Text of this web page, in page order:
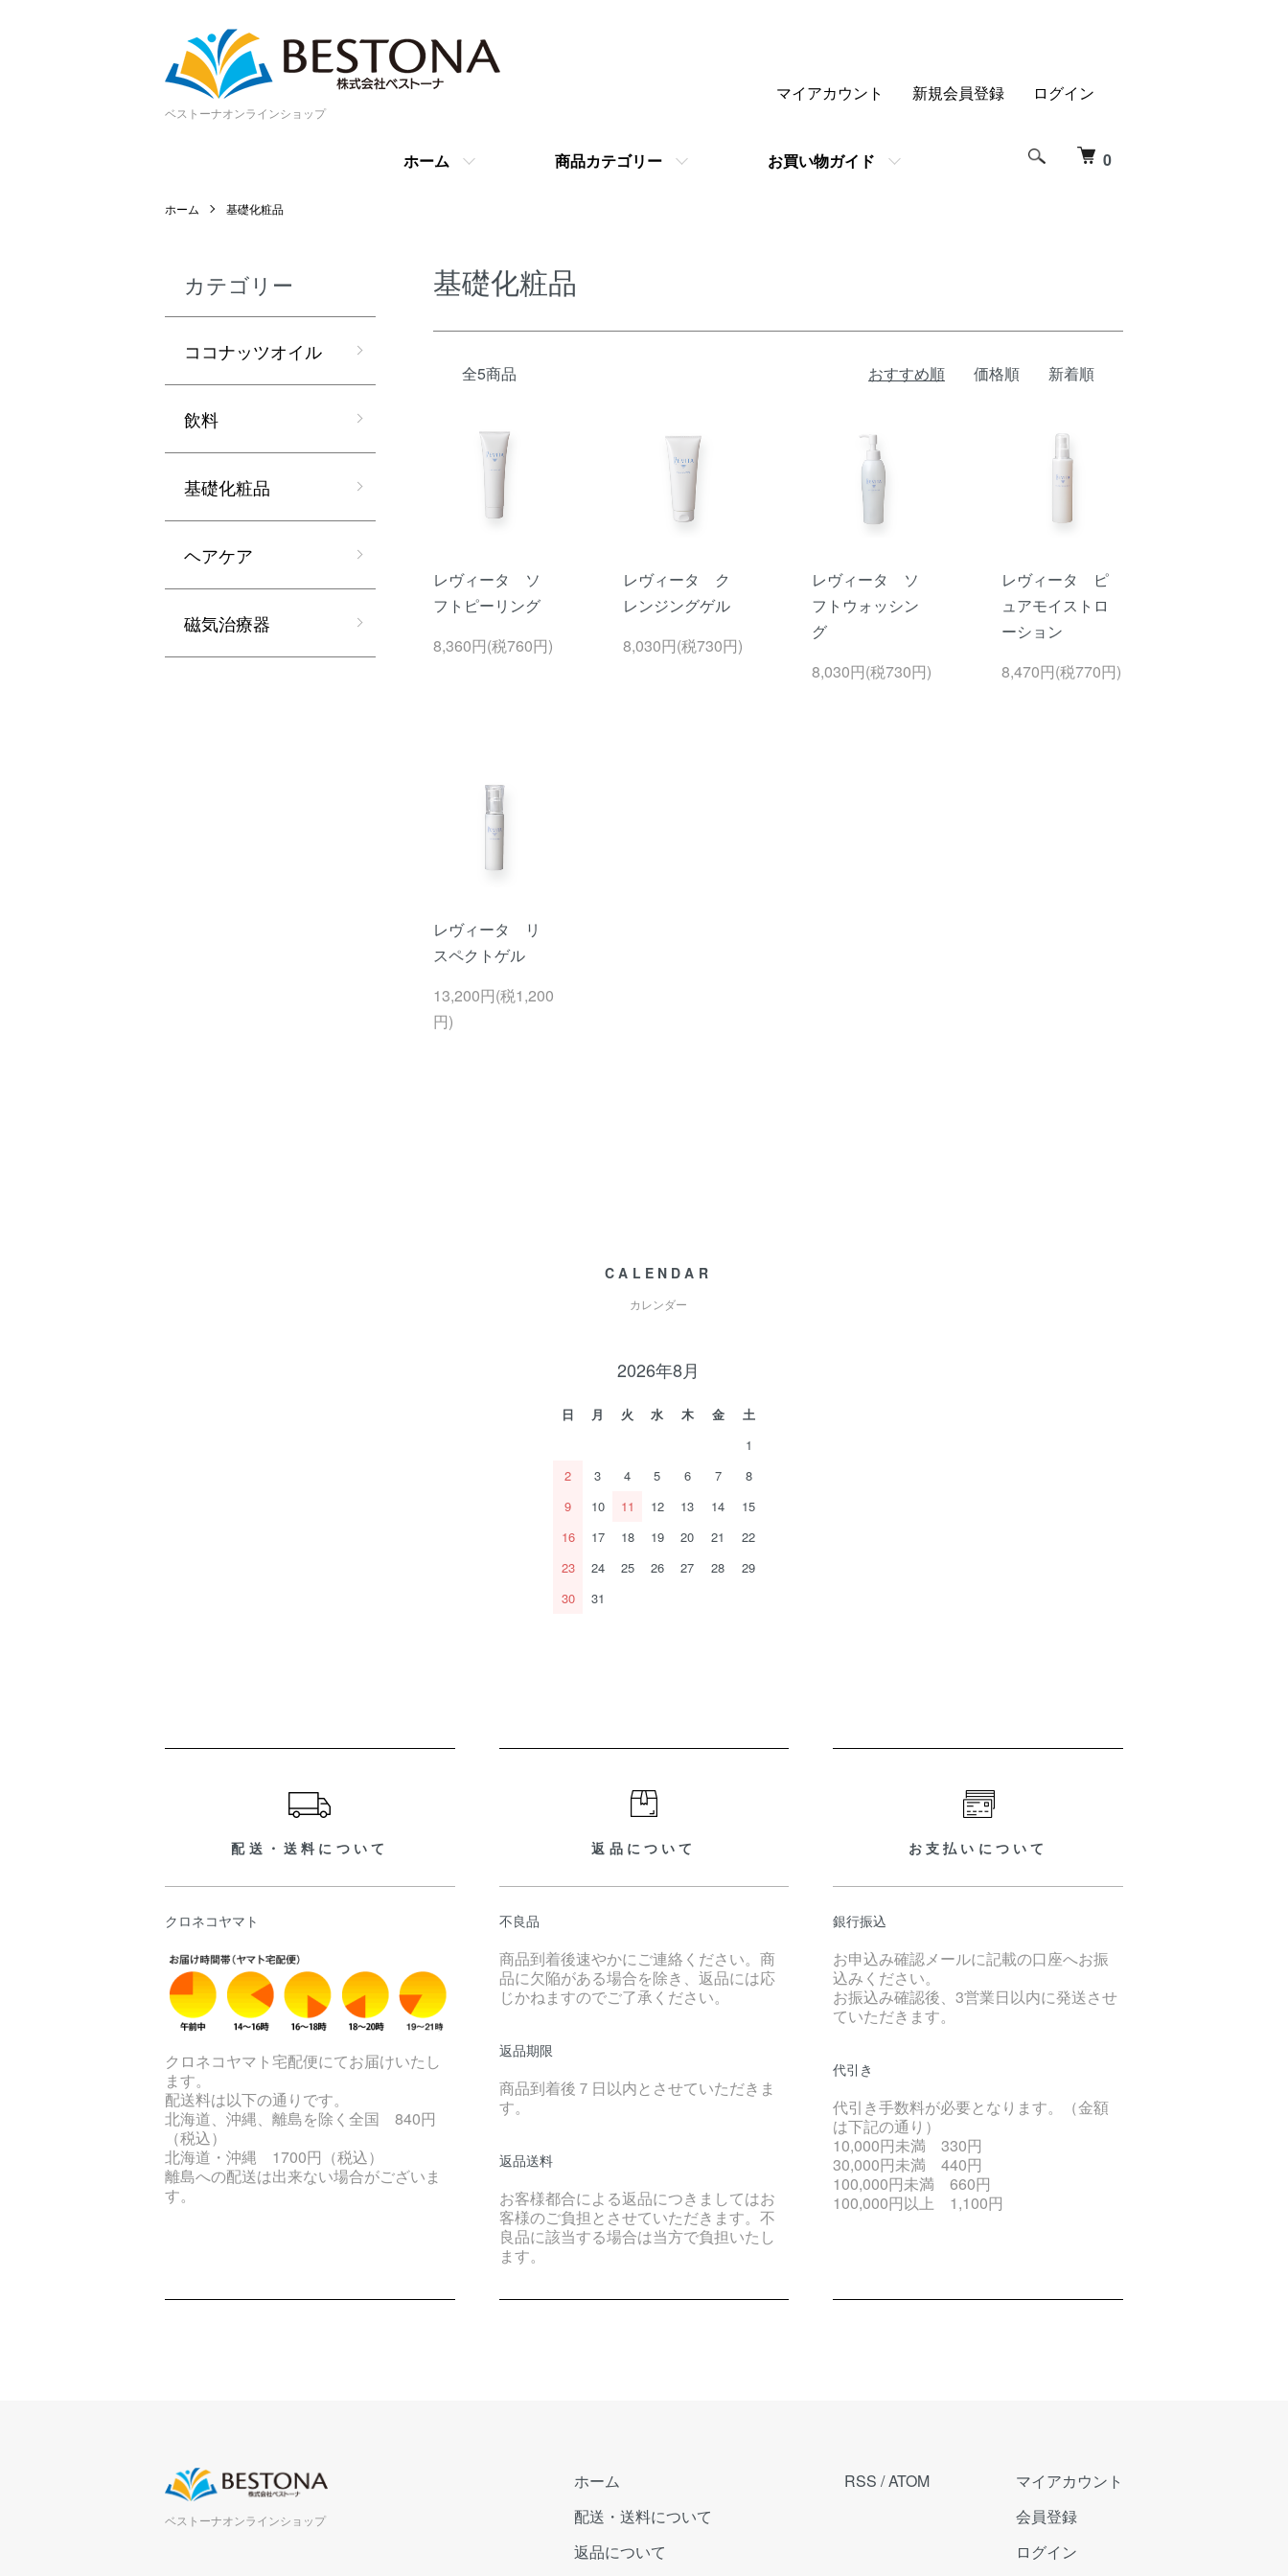
ベストーナオンラインショップ
0
ホーム 商品カテゴリー お買い物ガイド
マイアカウント 新規会員登録 ログイン
ホーム 基礎化粧品
基礎化粧品
全5商品 おすすめ順 価格順 新着順
レヴィータ ソ
フトピーリング
8,360円(税760円)
レヴィータ ク
レンジングゲル
8,030円(税730円)
レヴィータ ソ
フトウォッシン
グ
8,030円(税730円)
レヴィータ ピ
ュアモイストロ
ーション
8,470円(税770円)
レヴィータ リ
スペクトゲル
13,200円(税1,200
円)
カテゴリー
ココナッツオイル
飲料
基礎化粧品
ヘアケア
磁気治療器
CALENDAR
カレンダー
2026年8月
日 月 火 水 木 金
土
1
2
3 4 5 6 7
8
9
10 11 12 13 14
15
16
17 18 19 20 21
22
23
24 25 26 27 28
29
30
31
配送・送料について
クロネコヤマト
クロネコヤマト宅配便にてお届けいたし
ます。
配送料は以下の通りです。
北海道、沖縄、離島を除く全国 840円
（税込）
北海道・沖縄 1700円（税込）
離島への配送は出来ない場合がございま
す。
返品について
不良品
商品到着後速やかにご連絡ください。商
品に欠陥がある場合を除き、返品には応
じかねますのでご了承ください。
返品期限
商品到着後７日以内とさせていただきま
す。
返品送料
お客様都合による返品につきましてはお
客様のご負担とさせていただきます。不
良品に該当する場合は当方で負担いたし
ます。
お支払いについて
銀行振込
お申込み確認メールに記載の口座へお振
込みください。
お振込み確認後、3営業日以内に発送させ
ていただきます。
代引き
代引き手数料が必要となります。（金額
は下記の通り）
10,000円未満 330円
30,000円未満 440円
100,000円未満 660円
100,000円以上 1,100円
ベストーナオンラインショップ
ホーム
配送・送料について
返品について
RSS /ATOM
マイアカウント
会員登録
ログイン